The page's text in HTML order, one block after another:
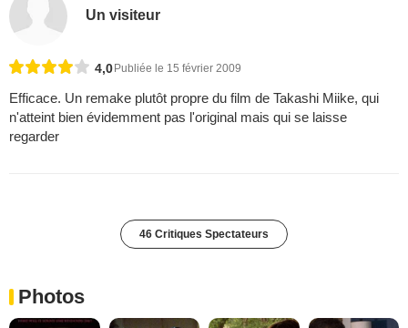
Un visiteur
4,0 Publiée le 15 février 2009
Efficace. Un remake plutôt propre du film de Takashi Miike, qui
n'atteint bien évidemment pas l'original mais qui se laisse
regarder
46 Critiques Spectateurs
Photos